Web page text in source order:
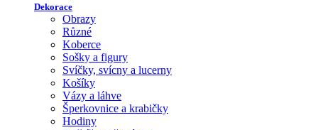
Dekorace
Obrazy
Různé
Koberce
Sošky a figury
Svíčky, svícny a lucerny
Košíky
Vázy a láhve
Šperkovnice a krabičky
Hodiny